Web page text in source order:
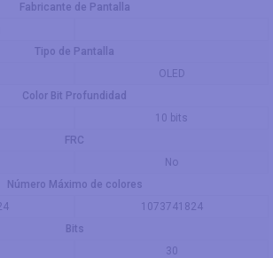
Fabricante de Pantalla
Tipo de Pantalla
OLED
Color Bit Profundidad
10 bits
FRC
No
Número Máximo de colores
1073741824
Bits
30